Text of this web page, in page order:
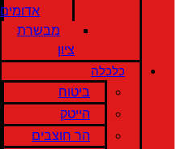
אדומים
מבשרת
ציון
כלכלה
ביטוח
הייטק
הר חוצבים